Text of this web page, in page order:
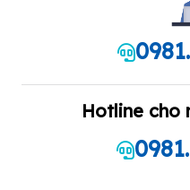
Hotline cho